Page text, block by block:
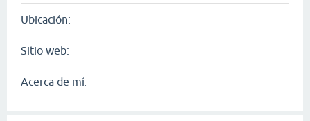
Ubicación:
Sitio web:
Acerca de mí: